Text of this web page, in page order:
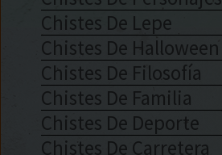
Chistes De Lepe
Chistes De Halloween
Chistes De Filosofía
Chistes De Familia
Chistes De Deporte
Chistes De Carretera